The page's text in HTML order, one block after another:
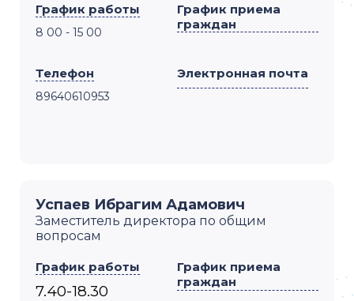
График работы
8 00 - 15 00
График приема
граждан
Телефон
89640610953
Электронная почта
Успаев Ибрагим Адамович
Заместитель директора по общим
вопросам
График работы
7.40-18.30
График приема
граждан